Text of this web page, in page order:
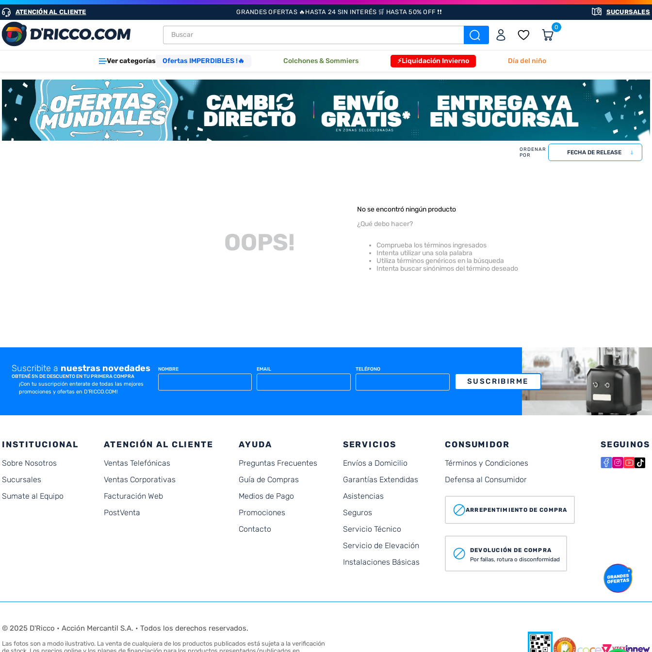
ATENCIÓN AL CLIENTE GRANDES OFERTAS 🔥HASTA 24 SIN INTERÉS 🛒 HASTA 50% OFF ❗❗ SUCURSALES
Buscar 0
Ver categorías Ofertas IMPERDIBLES !🔥 Colchones & Sommiers ⚡Liquidación Invierno Día del niño
FECHA DE RELEASE
OOPS!
No se encontró ningún producto
¿Qué debo hacer?
Comprueba los términos ingresados
Intenta utilizar una sola palabra
Utiliza términos genéricos en la búsqueda
Intenta buscar sinónimos del término deseado
Suscribite a nuestras novedades
OBTENÉ 5% DE DESCUENTO EN TU PRIMERA COMPRA
¡Con tu suscripción enterate de todas las mejores
promociones y ofertas en D'RICCO.COM!
NOMBRE EMAIL TELÉFONO
SUSCRIBIRME
INSTITUCIONAL
Sobre Nosotros
Sucursales
Sumate al Equipo
ATENCIÓN AL CLIENTE
Ventas Telefónicas
Ventas Corporativas
Facturación Web
PostVenta
AYUDA
Preguntas Frecuentes
Guía de Compras
Medios de Pago
Promociones
Contacto
SERVICIOS
Envíos a Domicilio
Garantías Extendidas
Asistencias
Seguros
Servicio Técnico
Servicio de Elevación
Instalaciones Básicas
CONSUMIDOR
Términos y Condiciones
Defensa al Consumidor
ARREPENTIMIENTO DE COMPRA
DEVOLUCIÓN DE COMPRA
Por fallas, rotura o disconformidad
SEGUINOS
© 2025 D'Ricco • Acción Mercantil S.A. • Todos los derechos reservados.
Las fotos son a modo ilustrativo. La venta de cualquiera de los productos publicados está sujeta a la verificación
TÉRMINOS MÁS BUSCADOS
1. heladeras
2 . lavarropas
.
cocinas
5. heladera